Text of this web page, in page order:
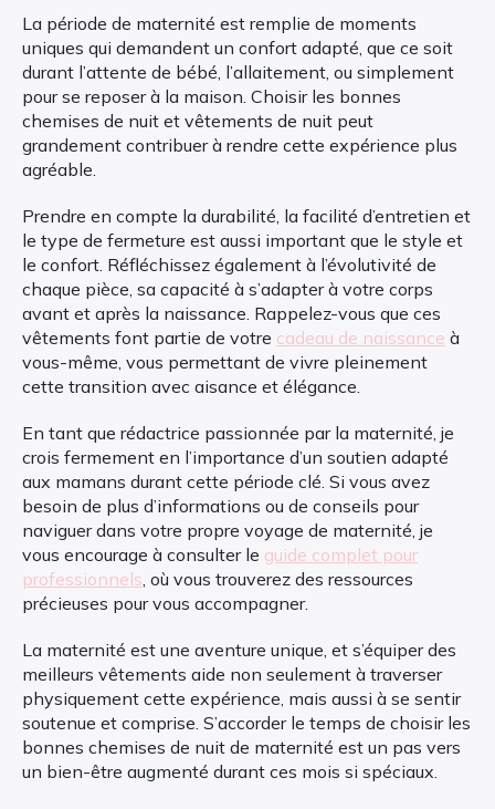
La période de maternité est remplie de moments
uniques qui demandent un confort adapté, que ce soit
durant l’attente de bébé, l’allaitement, ou simplement
pour se reposer à la maison. Choisir les bonnes
chemises de nuit et vêtements de nuit peut
grandement contribuer à rendre cette expérience plus
agréable.
Prendre en compte la durabilité, la facilité d’entretien et
le type de fermeture est aussi important que le style et
le confort. Réfléchissez également à l’évolutivité de
chaque pièce, sa capacité à s’adapter à votre corps
avant et après la naissance. Rappelez-vous que ces
vêtements font partie de votre cadeau de naissance à
vous-même, vous permettant de vivre pleinement
cette transition avec aisance et élégance.
En tant que rédactrice passionnée par la maternité, je
crois fermement en l’importance d’un soutien adapté
aux mamans durant cette période clé. Si vous avez
besoin de plus d’informations ou de conseils pour
naviguer dans votre propre voyage de maternité, je
vous encourage à consulter le guide complet pour
professionnels, où vous trouverez des ressources
précieuses pour vous accompagner.
La maternité est une aventure unique, et s’équiper des
meilleurs vêtements aide non seulement à traverser
physiquement cette expérience, mais aussi à se sentir
soutenue et comprise. S’accorder le temps de choisir les
bonnes chemises de nuit de maternité est un pas vers
un bien-être augmenté durant ces mois si spéciaux.